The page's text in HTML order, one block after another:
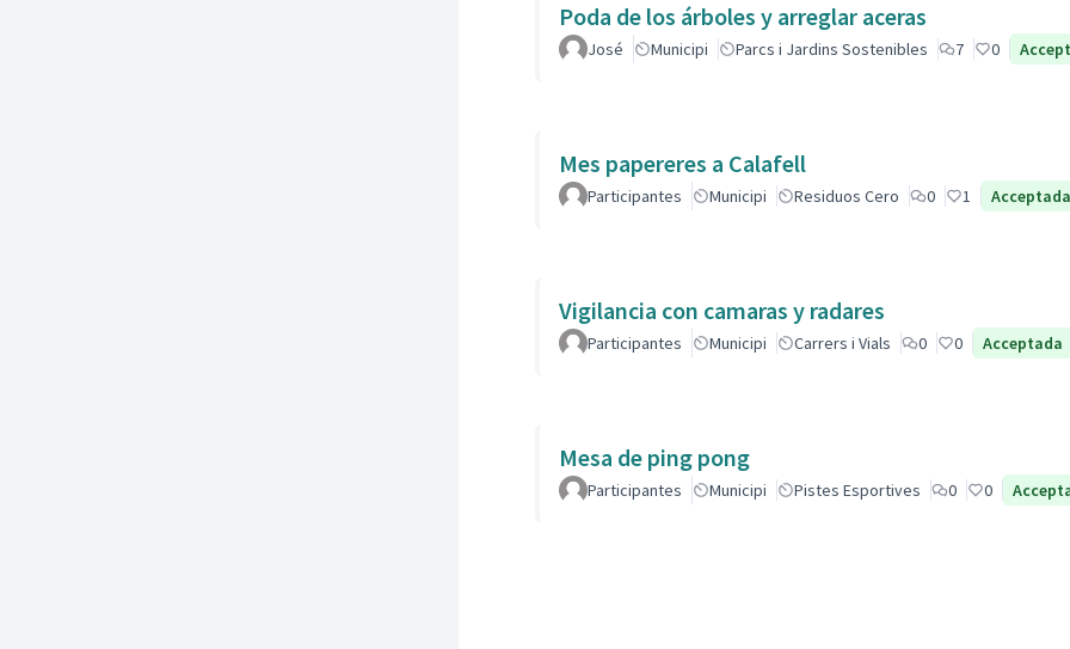
Poda de los árboles y arreglar aceras
José Municipi Parcs i Jardins Sostenibles 7 0
Mes papereres a Calafell
Participantes Municipi Residuos Cero 0 1 Acceptada
Vigilancia con camaras y radares
Participantes Municipi Carrers i Vials 0 0 Acceptada
Mesa de ping pong
Participantes Municipi Pistes Esportives 0 0